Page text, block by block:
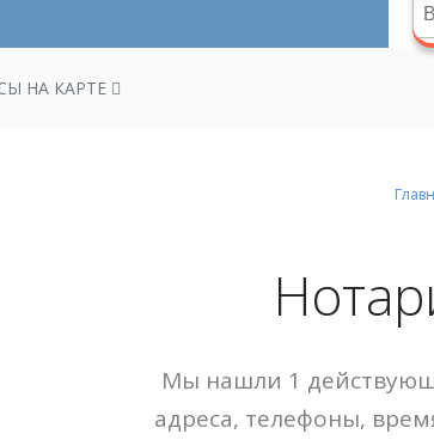
НА КАРТЕ
Мы нашли 1
адреса, телефоны,